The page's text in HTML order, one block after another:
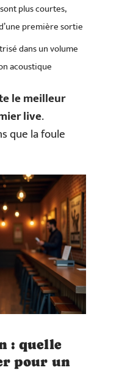
plus courtes,
première sortie
dans un volume
acoustique
le meilleur
live.
que la foule
: quelle
pour un